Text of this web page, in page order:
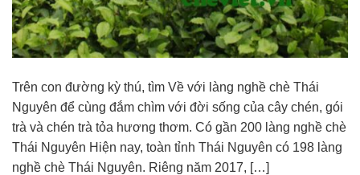
Trên con đường kỳ thú, tìm Về với làng nghề chè Thái
Nguyên để cùng đắm chìm với đời sống của cây chén, gói
trà và chén trà tỏa hương thơm. Có gần 200 làng nghề chè
Thái Nguyên Hiện nay, toàn tỉnh Thái Nguyên có 198 làng
nghề chè Thái Nguyên. Riêng năm 2017, […]